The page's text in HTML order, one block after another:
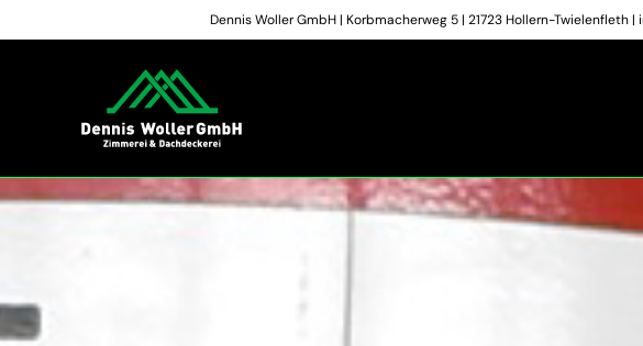
Inhalt
Dennis Woller GmbH | Korbmacherweg 5 | 21723 Hollern-